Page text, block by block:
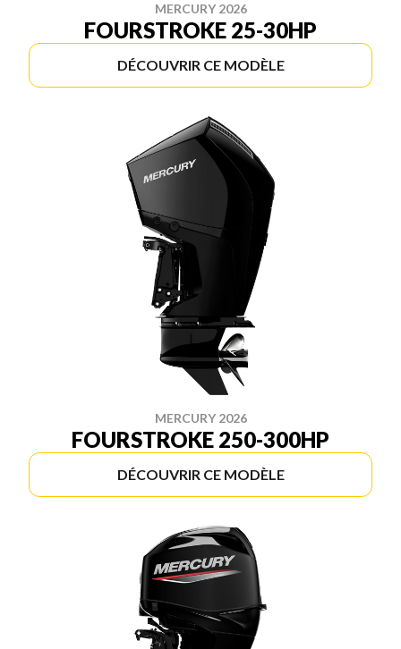
MERCURY 2026
FOURSTROKE 25-30HP
DÉCOUVRIR CE MODÈLE
MERCURY 2026
FOURSTROKE 250-300HP
DÉCOUVRIR CE MODÈLE